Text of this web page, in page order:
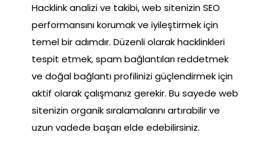
Hacklink analizi ve takibi, web sitenizin SEO
performansını korumak ve iyileştirmek için
temel bir adımdır. Düzenli olarak hacklinkleri
tespit etmek, spam bağlantıları reddetmek
ve doğal bağlantı profilinizi güçlendirmek için
aktif olarak çalışmanız gerekir. Bu sayede web
sitenizin organik sıralamalarını artırabilir ve
uzun vadede başarı elde edebilirsiniz.